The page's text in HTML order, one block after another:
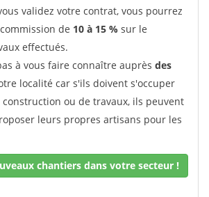
validez votre contrat, vous pourrez
de 10 à 15 % sur le
effectués.
à vous faire connaître auprès des
localité car s'ils doivent s'occuper
ou de travaux, ils peuvent
leurs propres artisans pour les
chantiers dans votre secteur !